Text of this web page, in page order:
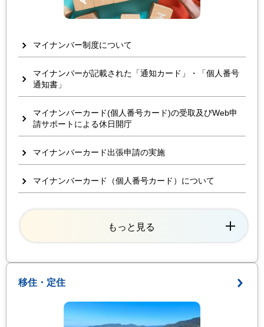
マイナンバー制度について
マイナンバーが記載された「通知カード」・「個人番号
通知書」
マイナンバーカード(個人番号カード)の受取及びWeb申
請サポートによる休日開庁
マイナンバーカード出張申請の実施
マイナンバーカード（個人番号カード）について
もっと見る
移住・定住